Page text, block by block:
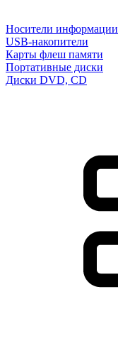
Носители информации
USB-накопители
Карты флеш памяти
Портативные диски
Диски DVD, CD